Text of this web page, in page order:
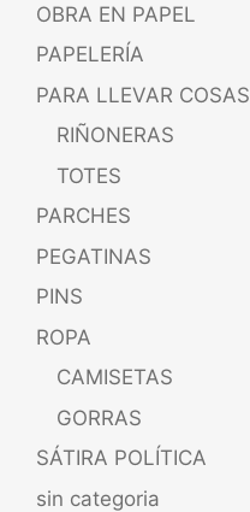
OBRA EN PAPEL
PAPELERÍA
PARA LLEVAR COSAS
RIÑONERAS
TOTES
PARCHES
PEGATINAS
PINS
ROPA
CAMISETAS
GORRAS
SÁTIRA POLÍTICA
sin categoria